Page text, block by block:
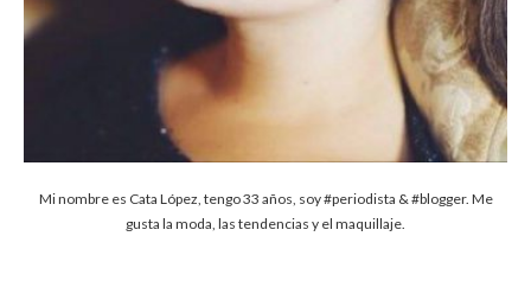
Mi nombre es Cata López, tengo 33 años, soy #periodista & #blogger. Me
gusta la moda, las tendencias y el maquillaje.